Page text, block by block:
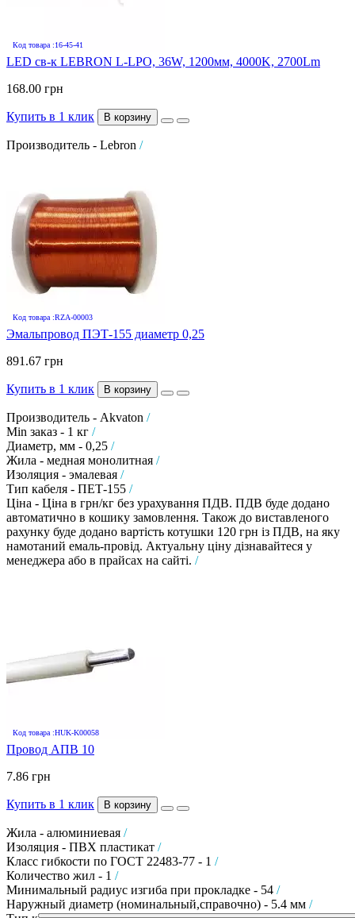
Код товара :16-45-41
LED св-к LEBRON L-LPO, 36W, 1200мм, 4000K, 2700Lm
168.00 грн
Купить в 1 клик В корзину
Производитель - Lebron /
Код товара :RZA-00003
Эмальпровод ПЭТ-155 диаметр 0,25
891.67 грн
Купить в 1 клик В корзину
Производитель - Akvaton /
Min заказ - 1 кг /
Диаметр, мм - 0,25 /
Жила - медная монолитная /
Изоляция - эмалевая /
Тип кабеля - ПЕТ-155 /
Ціна - Ціна в грн/кг без урахування ПДВ. ПДВ буде додано
автоматично в кошику замовлення. Також до виставленого
рахунку буде додано вартість котушки 120 грн із ПДВ, на яку
намотаний емаль-провід. Актуальну ціну дізнавайтеся у
менеджера або в прайсах на сайті. /
Код товара :HUK-K00058
Провод АПВ 10
7.86 грн
Купить в 1 клик В корзину
Жила - алюминиевая /
Изоляция - ПВХ пластикат /
Класс гибкости по ГОСТ 22483-77 - 1 /
Количество жил - 1 /
Минимальный радиус изгиба при прокладке - 54 /
Наружный диаметр (номинальный,справочно) - 5.4 мм /